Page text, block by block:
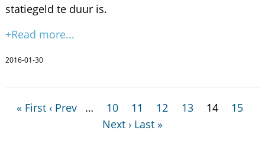
statiegeld te duur is.
+Read more...
2016-01-30
« First ‹ Prev … 10 11 12 13 14
15
Next › Last »